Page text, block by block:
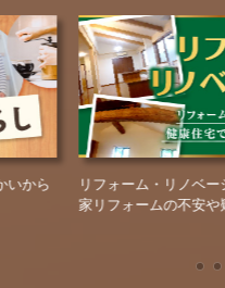
ーム・リノベーションでつくるあ
ォームの不安や疑問、ご相談くだ